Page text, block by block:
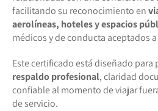
facilitando su reconocimiento en
aerolíneas, hoteles y espacios
médicos y de conducta aceptados
Este certificado está diseñado para
respaldo profesional, claridad
confiable al momento de viajar
de servicio.